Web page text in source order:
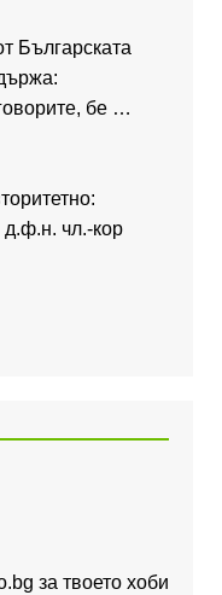
Българската
бе …
чл.-кор
за твоето хоби